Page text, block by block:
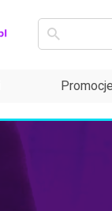
Promocje